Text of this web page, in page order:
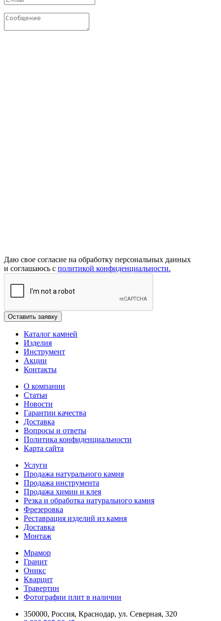
Даю свое согласие на обработку персональных данных
и соглашаюсь с политикой конфиденциальности.
Каталог камней
Изделия
Инструмент
Акции
Контакты
О компании
Статьи
Новости
Гарантии качества
Доставка
Вопросы и ответы
Политика конфиденциальности
Карта сайта
Услуги
Продажа натурального камня
Продажа инструмента
Продажа химии и клея
Резка и обработка натурального камня
Фрезеровка
Реставрация изделий из камня
Доставка
Монтаж
Мрамор
Гранит
Оникс
Кварцит
Травертин
Фотографии плит в наличии
350000, Россия, Краснодар, ул. Северная, 320